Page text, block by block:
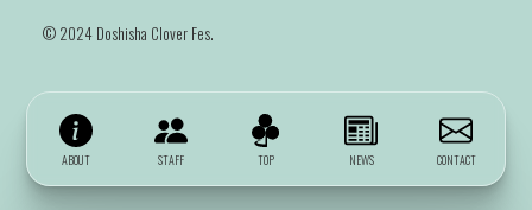
ABOUT STAFF TOP NEWS CONTACT
©️ 2024 Doshisha Clover Fes.